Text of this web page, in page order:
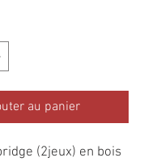
au panier
(2jeux) en bois